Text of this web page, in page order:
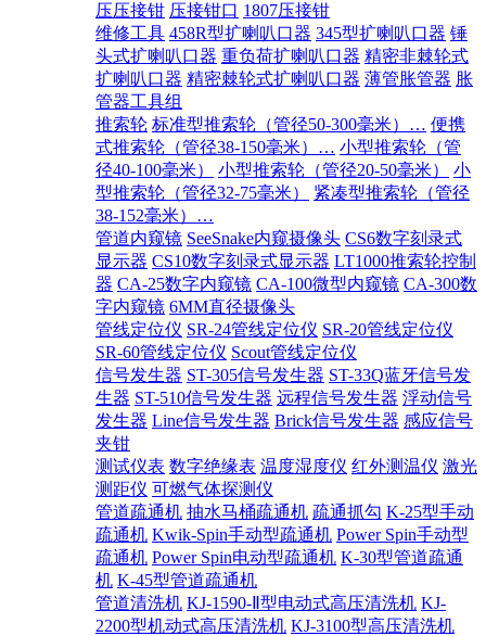
压压接钳 压接钳口 1807压接钳
维修工具 458R型扩喇叭口器 345型扩喇叭口器 锤
头式扩喇叭口器 重负荷扩喇叭口器 精密非棘轮式
扩喇叭口器 精密棘轮式扩喇叭口器 薄管胀管器 胀
管器工具组
推索轮 标准型推索轮（管径50-300毫米）… 便携
式推索轮（管径38-150毫米）… 小型推索轮（管
径40-100毫米）
小型推索轮（管径20-50毫米）
小
型推索轮（管径32-75毫米）
紧凑型推索轮（管径
38-152毫米）…
管道内窥镜 SeeSnake内窥摄像头 CS6数字刻录式
显示器 CS10数字刻录式显示器 LT1000推索轮控制
器 CA-25数字内窥镜 CA-100微型内窥镜 CA-300数
字内窥镜 6MM直径摄像头
管线定位仪 SR-24管线定位仪 SR-20管线定位仪
SR-60管线定位仪 Scout管线定位仪
信号发生器 ST-305信号发生器 ST-33Q蓝牙信号发
生器 ST-510信号发生器 远程信号发生器 浮动信号
发生器 Line信号发生器 Brick信号发生器 感应信号
夹钳
测试仪表 数字绝缘表 温度湿度仪 红外测温仪 激光
测距仪 可燃气体探测仪
管道疏通机 抽水马桶疏通机 疏通抓勾 K-25型手动
疏通机 Kwik-Spin手动型疏通机 Power Spin手动型
疏通机 Power Spin电动型疏通机 K-30型管道疏通
机 K-45型管道疏通机
管道清洗机 KJ-1590-Ⅱ型电动式高压清洗机 KJ-
2200型机动式高压清洗机 KJ-3100型高压清洗机